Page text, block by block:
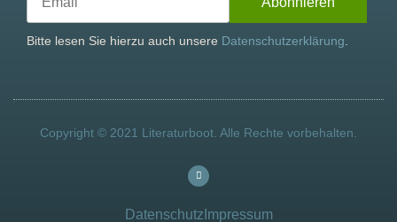
Bitte lesen Sie hierzu auch unsere Datenschutzerklärung
Copyright © 2021 Literaturboot. Alle Rechte vorbehalten.
Datenschutz Impressum